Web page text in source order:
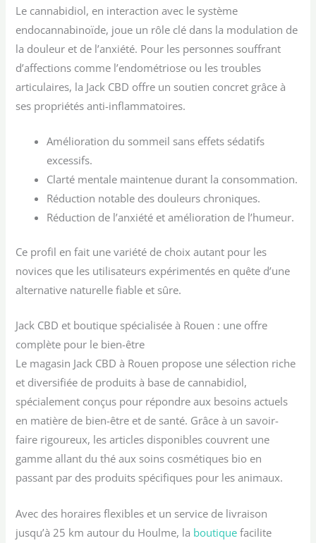
Le cannabidiol, en interaction avec le système
endocannabinoïde, joue un rôle clé dans la modulation de
la douleur et de l’anxiété. Pour les personnes souffrant
d’affections comme l’endométriose ou les troubles
articulaires, la Jack CBD offre un soutien concret grâce à
ses propriétés anti-inflammatoires.
Amélioration du sommeil sans effets sédatifs
excessifs.
Clarté mentale maintenue durant la consommation.
Réduction notable des douleurs chroniques.
Réduction de l’anxiété et amélioration de l’humeur.
Ce profil en fait une variété de choix autant pour les
novices que les utilisateurs expérimentés en quête d’une
alternative naturelle fiable et sûre.
Jack CBD et boutique spécialisée à Rouen : une offre
complète pour le bien-être
Le magasin Jack CBD à Rouen propose une sélection riche
et diversifiée de produits à base de cannabidiol,
spécialement conçus pour répondre aux besoins actuels
en matière de bien-être et de santé. Grâce à un savoir-
faire rigoureux, les articles disponibles couvrent une
gamme allant du thé aux soins cosmétiques bio en
passant par des produits spécifiques pour les animaux.
Avec des horaires flexibles et un service de livraison
jusqu’à 25 km autour du Houlme, la boutique facilite